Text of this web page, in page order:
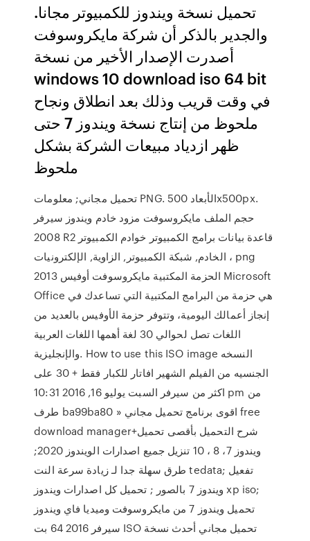
تحميل نسخة ويندوز للكمبيوتر مجانا.
والجدير بالذكر أن شركة مايكروسوفت
أصدرت الإصدار الأخير من نسخة
windows 10 download iso 64 bit
في وقت قريب وذلك بعد انطلاق ونجاح
ملحوظ من إنتاج نسخة ويندوز 7 حتى
ظهر ازدياد مبيعات الشركة بشكل
ملحوظ
تحميل مجاني; معلومات PNG. الأبعاد 500x500px.
حجم الملف مايكروسوفت مزود خادم ويندوز سيرفر
2008 R2 قاعدة بيانات برامج الكمبيوتر خوادم الكمبيوتر
، الخادم, شبكة الكمبيوتر, الزاوية, الإلكترونيات png
الحزمة المكتبية مايكروسوفت أوفيس 2013 Microsoft
Office هي حزمة من البرامج المكتبية التي تساعدك في
إنجاز أعمالك اليومية، وتتوفر حزمة الأوفيس بالعديد من
اللغات تصل لحوالي 30 لغة أهمها اللغات العربية
والإنجليزية. How to use this ISO image النسخه
الجنسيه من الفيلم الشهير افاتار للكبار فقط + 30 على
اكثر من سيرفر السبت يوليو 16, 2016 10:31 pm من
طرف ba99ba80 » اقوى برنامج تحميل مجاني free
download manager+شرح التحميل بأقصى تحميل
ويندوز 7، 8 ، 10 تنزيل جميع اصدارات الويندوز 2020;
طرق سهلة جدا لـ زيادة سرعة النت tedata; تفعيل
ويندوز 7 بالصور ; تحميل كل اصدارات ويندوز xp iso;
تحميل ويندوز 7 من مايكروسوفت وميديا فاي ويندوز
سيرفر 2016 64 بت ISO تحميل مجاني أحدث نسخة